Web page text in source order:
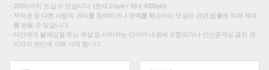
200자까지 쓰실 수 있습니다. (현재 0 byte / 최대 400byte)
저작권 등 다른 사람의 권리를 침해하거나 명예를 훼손하는 댓글은 관련 법률에 의해 제재
를 받을 수 있습니다.
타인에게 불쾌감을 주는 욕설 등 비하하는 단어가 내용에 포함되거나 인신공격성 글은 관
리자의 판단에 의해 삭제 합니다.